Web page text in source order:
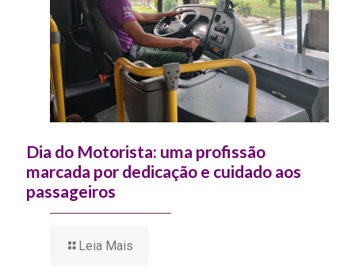
Dia do Motorista: uma profissão
marcada por dedicação e cuidado aos
passageiros
Leia Mais